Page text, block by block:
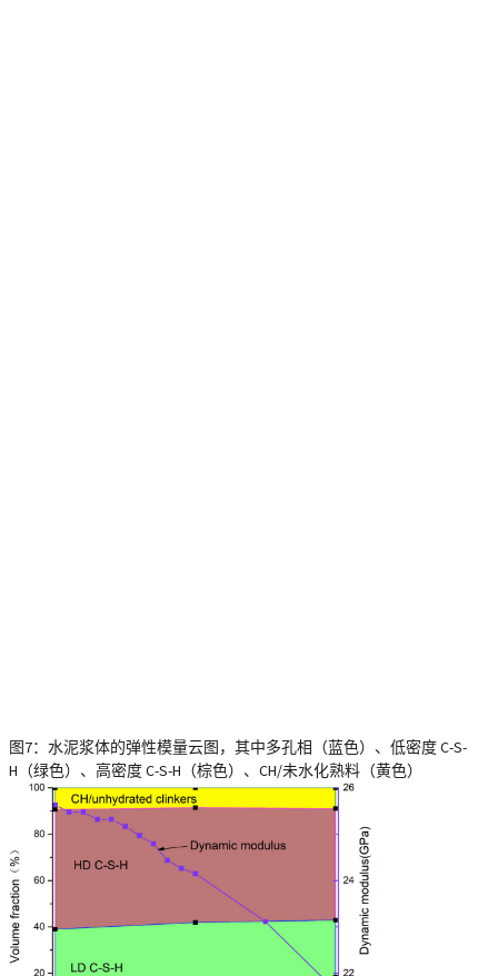
图7：水泥浆体的弹性模量云图，其中多孔相（蓝色）、低密度 C-S-
H（绿色）、高密度 C-S-H（棕色）、CH/未水化熟料（黄色）